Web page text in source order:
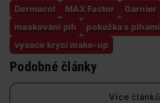
Dermacol MAX Factor Garnier
maskování pih
pokožka s pihami
vysoce krycí make-up
Podobné články
Více článků